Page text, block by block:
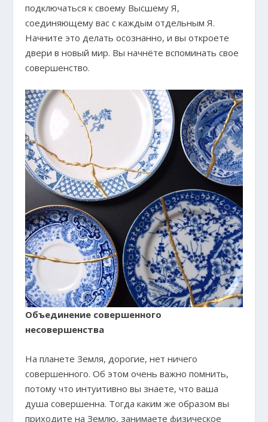
подключаться к своему Высшему Я,
соединяющему вас с каждым отдельным Я.
Начните это делать осознанно, и вы откроете
двери в новый мир. Вы начнёте вспоминать свое
совершенство.
Объединение совершенного
несовершенства
На планете Земля, дорогие, нет ничего
совершенного. Об этом очень важно помнить,
потому что интуитивно вы знаете, что ваша
душа совершенна. Тогда каким же образом вы
приходите на Землю, занимаете физическое